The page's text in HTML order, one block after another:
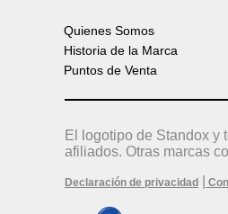
Quienes Somos
Historia de la Marca
Puntos de Venta
El logotipo de Standox y
afiliados. Otras marcas
Declaración de privacidad